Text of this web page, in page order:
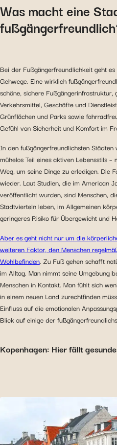
Was macht eine
Bei der Fußgängerfreundlichkeit geht
Gehwege. Eine wirklich
schöne, sichere
Verkehrsmittel, Geschäfte und
Grünflächen und Parks sowie
Gefühl von Sicherheit und Komfort im
In den fußgängerfreundlichsten
mühelos Teil eines aktiven Lebensstils
Weg, um seine Dinge zu erledigen. Die
wieder. Laut Studien, die im American
veröffentlicht wurden, sind Menschen,
Stadtvierteln leben, im Allgemeinen
geringeres Risiko für Übergewicht und
Aber es geht nicht nur um die
weiteren Faktor, den Menschen
Wohlbefinden. Zu Fuß gehen schafft
im Alltag. Man nimmt seine Umgebung
Menschen in Kontakt. Man fühlt sich
in einem neuen Land zurechtfinden
Einfluss auf die emotionalen
Blick auf einige der
Kopenhagen: Hier fällt